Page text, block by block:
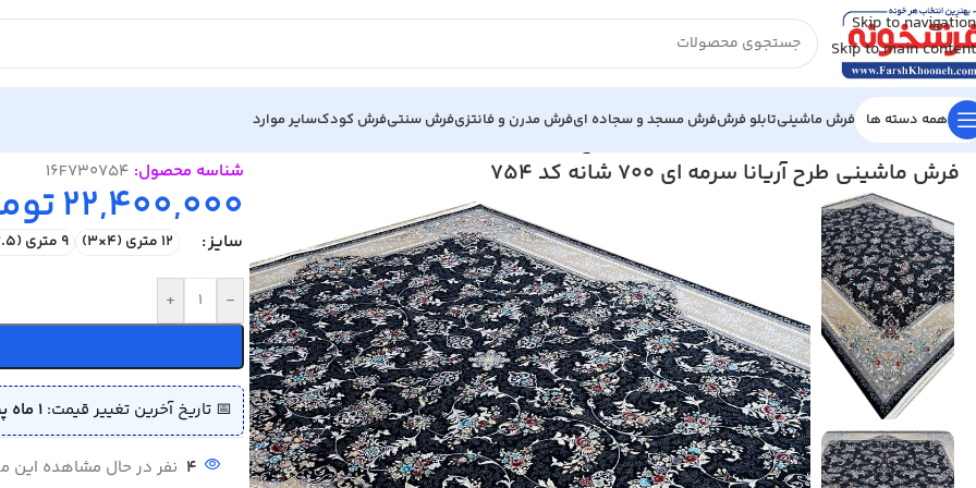
Skip to navigation
Skip to main content
همه دسته ها فرش ماشینیتابلو فرشفرش مسجد و سجاده ایفرش مدرن و فانتزیفرش سنتیفرش کودکسایر موارد
خانه/فرش ماشینی
فرش ماشینی طرح آریانا سرمه ای 700 شانه کد 754 شناسه محصول: 16F730754
22,400,000
سایز 12 متری (4×3) 9 متری (3.5×2.5)
-
+
📅 تاریخ آخرین تغییر قیمت: 1 ماه پیش (1405/04/02)
4 نفر در حال مشاهده